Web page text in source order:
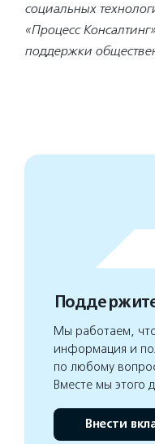
социальных
«Процесс
поддержки
Мы работаем,
информация и
по любому
Вместе мы этого
Внести